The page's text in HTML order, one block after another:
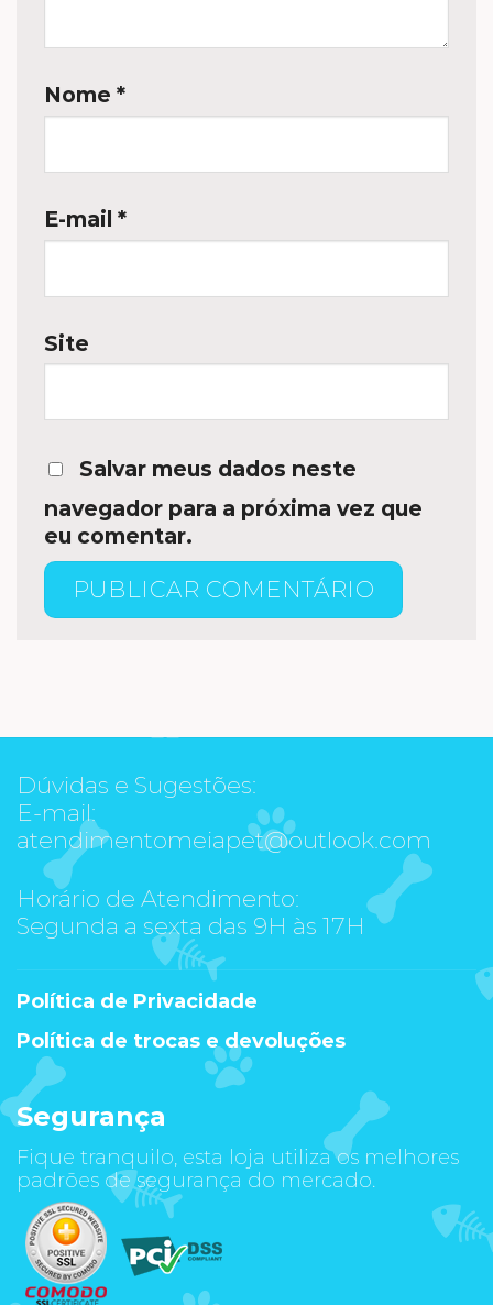
Nome *
E-mail *
Site
Salvar meus dados neste
navegador para a próxima vez que
eu comentar.
Dúvidas e Sugestões:
E-mail:
atendimentomeiapet@outlook.com
Horário de Atendimento:
Segunda a sexta das 9H às 17H
Política de Privacidade
Política de trocas e devoluções
Segurança
Fique tranquilo, esta loja utiliza os melhores
padrões de segurança do mercado.